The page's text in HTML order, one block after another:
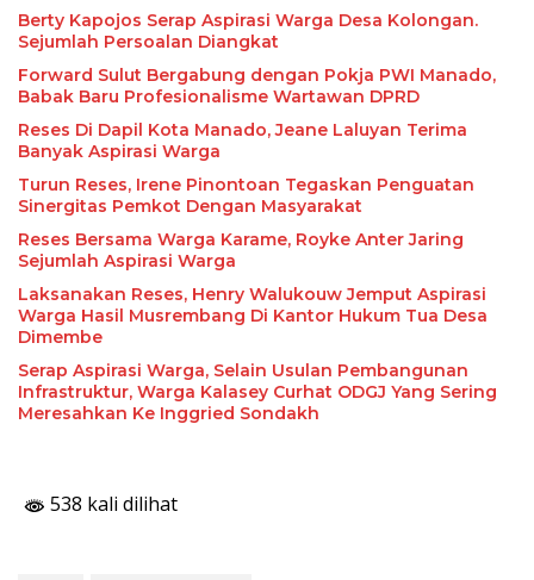
Berty Kapojos Serap Aspirasi Warga Desa Kolongan.
Sejumlah Persoalan Diangkat
Forward Sulut Bergabung dengan Pokja PWI Manado,
Babak Baru Profesionalisme Wartawan DPRD
Reses Di Dapil Kota Manado, Jeane Laluyan Terima
Banyak Aspirasi Warga
Turun Reses, Irene Pinontoan Tegaskan Penguatan
Sinergitas Pemkot Dengan Masyarakat
Reses Bersama Warga Karame, Royke Anter Jaring
Sejumlah Aspirasi Warga
Laksanakan Reses, Henry Walukouw Jemput Aspirasi
Warga Hasil Musrembang Di Kantor Hukum Tua Desa
Dimembe
Serap Aspirasi Warga, Selain Usulan Pembangunan
Infrastruktur, Warga Kalasey Curhat ODGJ Yang Sering
Meresahkan Ke Inggried Sondakh
538 kali dilihat